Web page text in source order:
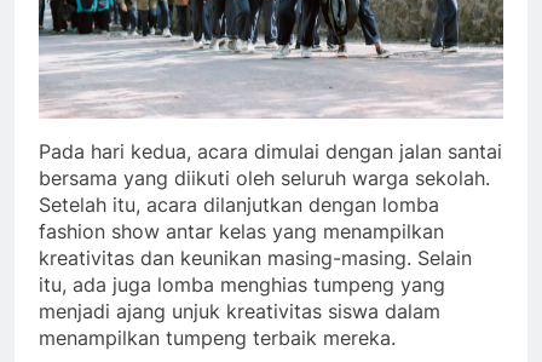
Pada hari kedua, acara dimulai dengan jalan santai
bersama yang diikuti oleh seluruh warga sekolah.
Setelah itu, acara dilanjutkan dengan lomba
fashion show antar kelas yang menampilkan
kreativitas dan keunikan masing-masing. Selain
itu, ada juga lomba menghias tumpeng yang
menjadi ajang unjuk kreativitas siswa dalam
menampilkan tumpeng terbaik mereka.